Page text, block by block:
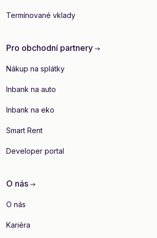
Termínované vklady
Pro obchodní partnery
Nákup na splátky
Inbank na auto
Inbank na eko
Smart Rent
Developer portal
O nás
O nás
Kariéra